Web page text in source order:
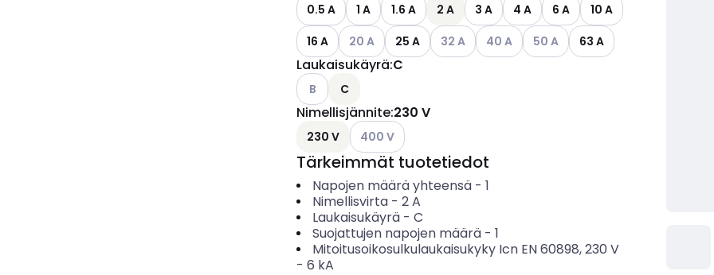
0.5 A 1 A 1.6 A 2 A 3 A 4 A 6 A
10 A
16 A
Katso käytettävissä olevat vaihtoehdot
20 A 25 A Katso käytettävissä olevat vaihtoehdot
32 A Katso käytettävissä olevat vaihtoehdot
40 A Katso käytettävissä olevat
50 A 63 A
Laukaisukäyrä:C
Katso käytettävissä olevat vaihtoehdot
B C
Nimellisjännite:230 V
230 V Katso käytettävissä olevat vaihtoehdot
400 V
Tärkeimmät tuotetiedot
Napojen määrä yhteensä- 1
Nimellisvirta- 2A
Laukaisukäyrä- C
Suojattujen napojen määrä- 1
Mitoitusoikosulkulaukaisukyky Icn EN 60898, 230 V
- 6 kA